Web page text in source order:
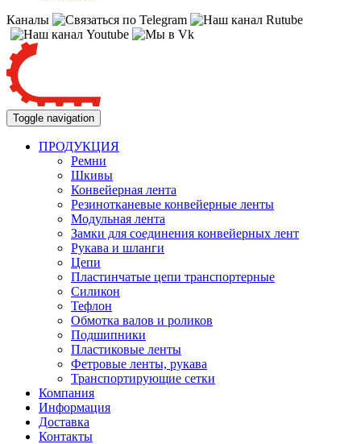
Каналы
Toggle navigation
ПРОДУКЦИЯ
Ремни
Шкивы
Конвейерная лента
Резинотканевые конвейерные ленты
Модульная лента
Замки для соединения конвейерных лент
Рукава и шланги
Цепи
Пластинчатые цепи транспортерные
Силикон
Тефлон
Обмотка валов и роликов
Подшипники
Пластиковые ленты
Фетровые ленты, рукава
Транспортирующие сетки
Компания
Информация
Доставка
Контакты